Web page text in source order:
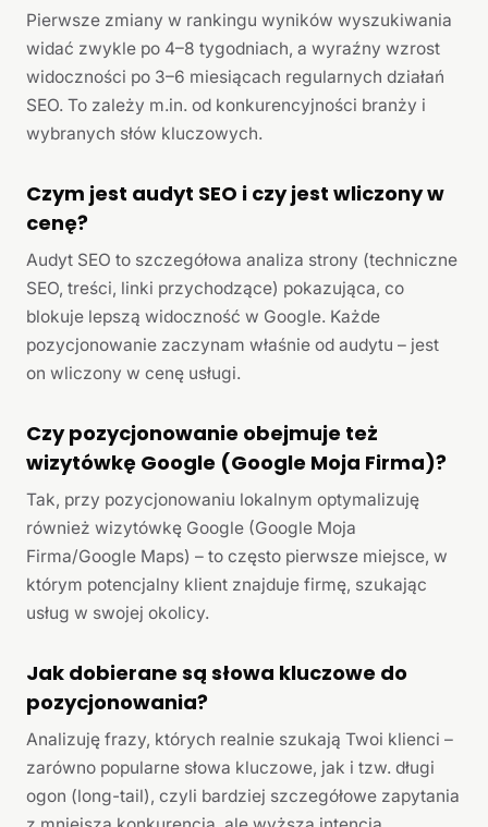
Pierwsze zmiany w rankingu wyników wyszukiwania
widać zwykle po 4–8 tygodniach, a wyraźny wzrost
widoczności po 3–6 miesiącach regularnych działań
SEO. To zależy m.in. od konkurencyjności branży i
wybranych słów kluczowych.
Czym jest audyt SEO i czy jest wliczony w
cenę?
Audyt SEO to szczegółowa analiza strony (techniczne
SEO, treści, linki przychodzące) pokazująca, co
blokuje lepszą widoczność w Google. Każde
pozycjonowanie zaczynam właśnie od audytu – jest
on wliczony w cenę usługi.
Czy pozycjonowanie obejmuje też
wizytówkę Google (Google Moja Firma)?
Tak, przy pozycjonowaniu lokalnym optymalizuję
również wizytówkę Google (Google Moja
Firma/Google Maps) – to często pierwsze miejsce, w
którym potencjalny klient znajduje firmę, szukając
usług w swojej okolicy.
Jak dobierane są słowa kluczowe do
pozycjonowania?
Analizuję frazy, których realnie szukają Twoi klienci –
zarówno popularne słowa kluczowe, jak i tzw. długi
ogon (long-tail), czyli bardziej szczegółowe zapytania